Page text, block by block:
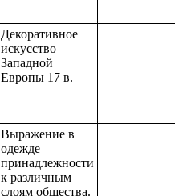
Декоративное
искусство
Западной
Европы 17 в.
Выражение в
одежде
принадлежности
к различным
слоям общества.